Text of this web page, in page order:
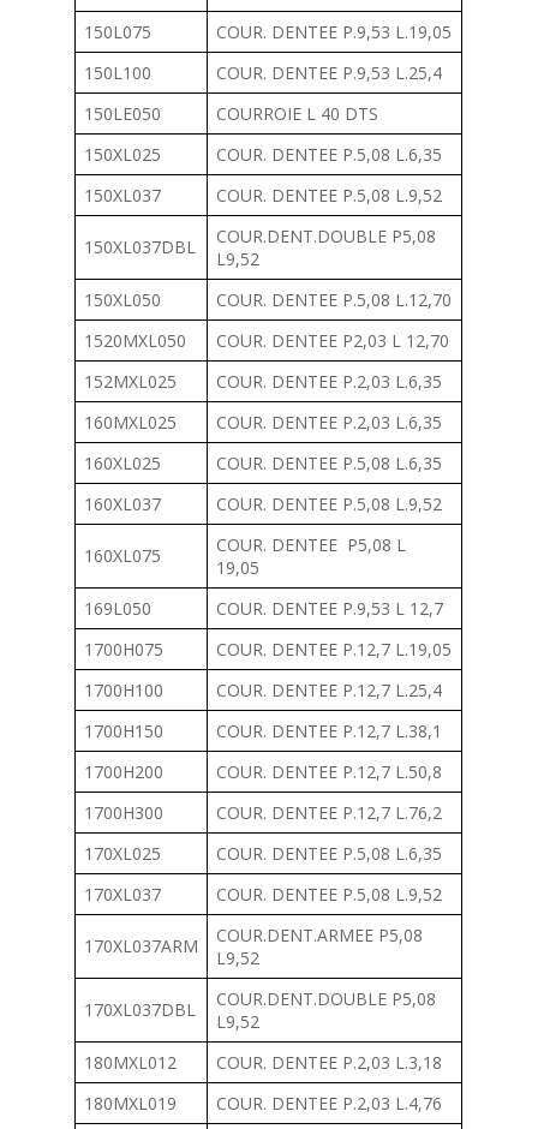
150L075
COUR. DENTEE P.9,53 L.19,05
150L100
COUR. DENTEE P.9,53 L.25,4
150LE050
COURROIE L 40 DTS
150XL025
COUR. DENTEE P.5,08 L.6,35
150XL037
COUR. DENTEE P.5,08 L.9,52
150XL037DBL
COUR.DENT.DOUBLE P5,08
L9,52
150XL050
COUR. DENTEE P.5,08 L.12,70
1520MXL050
COUR. DENTEE P2,03 L 12,70
152MXL025
COUR. DENTEE P.2,03 L.6,35
160MXL025
COUR. DENTEE P.2,03 L.6,35
160XL025
COUR. DENTEE P.5,08 L.6,35
160XL037
COUR. DENTEE P.5,08 L.9,52
160XL075
COUR. DENTEE P5,08 L
19,05
169L050
COUR. DENTEE P.9,53 L 12,7
1700H075
COUR. DENTEE P.12,7 L.19,05
1700H100
COUR. DENTEE P.12,7 L.25,4
1700H150
COUR. DENTEE P.12,7 L.38,1
1700H200
COUR. DENTEE P.12,7 L.50,8
1700H300
COUR. DENTEE P.12,7 L.76,2
170XL025
COUR. DENTEE P.5,08 L.6,35
170XL037
COUR. DENTEE P.5,08 L.9,52
170XL037ARM
COUR.DENT.ARMEE P5,08
L9,52
170XL037DBL
COUR.DENT.DOUBLE P5,08
L9,52
180MXL012
COUR. DENTEE P.2,03 L.3,18
180MXL019
COUR. DENTEE P.2,03 L.4,76